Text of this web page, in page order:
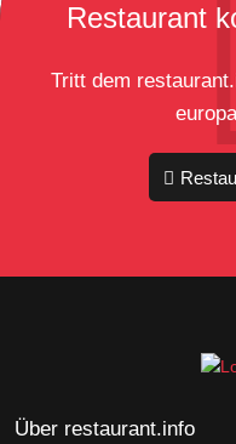
Restaurant
Tritt dem
Über restaurant.info